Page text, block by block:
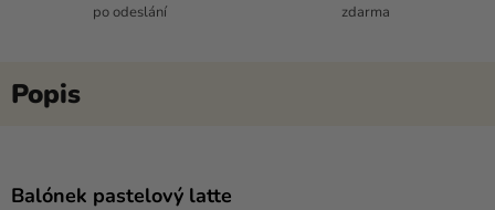
po odeslání
zdarma
Balónek pastelový latte